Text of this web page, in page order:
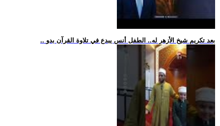
.. بعد تكريم شيخ الأزهر له.. الطفل أنس يبدع في تلاوة القرآن بدو